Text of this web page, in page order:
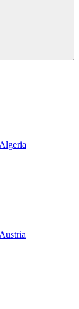
Algeria
Austria